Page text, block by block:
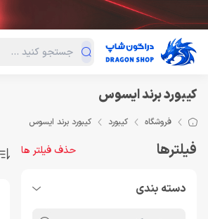
دسته‌بندی محصولات فروش ویژه
کیبورد برند ایسوس
فروشگاه کیبورد کیبورد برند ایسوس
فیلترها حذف فیلتر ها
دسته بندی